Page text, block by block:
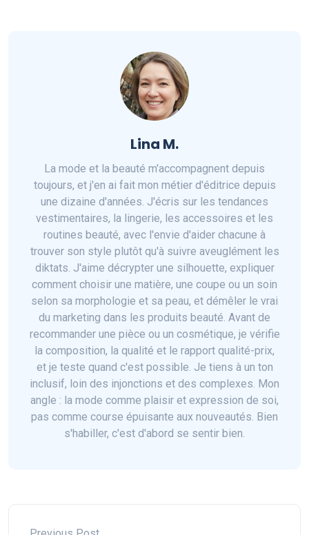
Lina M.
La mode et la beauté m'accompagnent depuis
toujours, et j'en ai fait mon métier d'éditrice depuis
une dizaine d'années. J'écris sur les tendances
vestimentaires, la lingerie, les accessoires et les
routines beauté, avec l'envie d'aider chacune à
trouver son style plutôt qu'à suivre aveuglément les
diktats. J'aime décrypter une silhouette, expliquer
comment choisir une matière, une coupe ou un soin
selon sa morphologie et sa peau, et démêler le vrai
du marketing dans les produits beauté. Avant de
recommander une pièce ou un cosmétique, je vérifie
la composition, la qualité et le rapport qualité-prix,
et je teste quand c'est possible. Je tiens à un ton
inclusif, loin des injonctions et des complexes. Mon
angle : la mode comme plaisir et expression de soi,
pas comme course épuisante aux nouveautés. Bien
s'habiller, c'est d'abord se sentir bien.